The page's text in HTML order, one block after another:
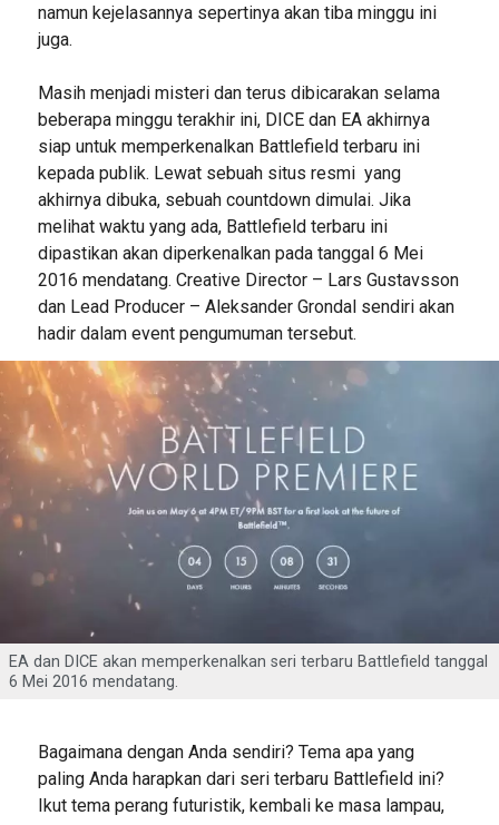
namun kejelasannya sepertinya akan tiba minggu ini
juga.
Masih menjadi misteri dan terus dibicarakan selama
beberapa minggu terakhir ini, DICE dan EA akhirnya
siap untuk memperkenalkan Battlefield terbaru ini
kepada publik. Lewat sebuah situs resmi yang
akhirnya dibuka, sebuah countdown dimulai. Jika
melihat waktu yang ada, Battlefield terbaru ini
dipastikan akan diperkenalkan pada tanggal 6 Mei
2016 mendatang. Creative Director – Lars Gustavsson
dan Lead Producer – Aleksander Grondal sendiri akan
hadir dalam event pengumuman tersebut.
EA dan DICE akan memperkenalkan seri terbaru Battlefield tanggal
6 Mei 2016 mendatang.
Bagaimana dengan Anda sendiri? Tema apa yang
paling Anda harapkan dari seri terbaru Battlefield ini?
Ikut tema perang futuristik, kembali ke masa lampau,